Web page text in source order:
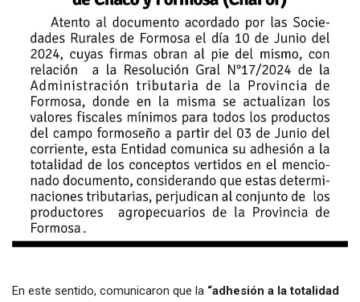
En este sentido, comunicaron que la “adhesión a la totalidad